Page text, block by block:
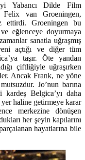
Yabancı Dilde Film
Felix van Groeningen,
ettirdi. Groeningen bu
eğlenceye doyurmaya
sanatla uğraşmış
açtığı ve diğer tüm
taşır. Öte yandan
çiftliğiyle uğraşırken
Ancak Frank, ne yöne
Jo’nun barına
Belgica’yı daha
haline getirmeye karar
merkezine dönüşen
her şeyin kapılarını
hayatlarına bile